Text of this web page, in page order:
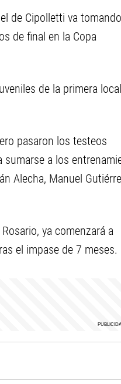
de Cipolletti va tomando
de final en la Copa
de la primera
pasaron los testeos
a los
Alecha, Manuel
ya comenzará a
el impase de 7 meses.